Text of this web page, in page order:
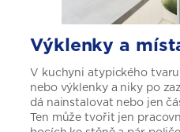
Výklenky a
V kuchyni atypického
nebo výklenky a niky po
dá nainstalovat nebo jen
Ten může tvořit jen